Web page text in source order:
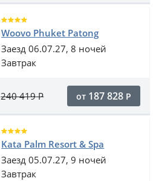
Woovo Phuket Patong
Заезд 06.07.27, 8 ночей
Завтрак
240 419Р от 187 828 Р
Kata Palm Resort & Spa
Заезд 05.07.27, 9 ночей
Завтрак